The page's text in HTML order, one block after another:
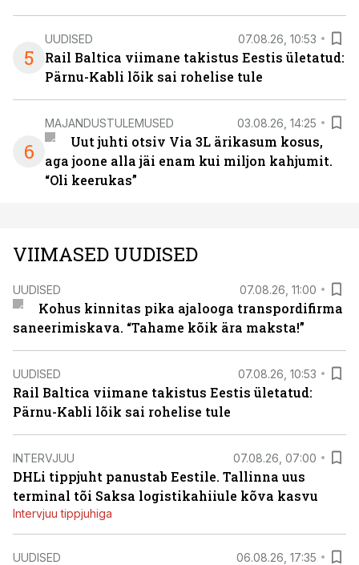
5
UUDISED 07.08.26, 10:53
Rail Baltica viimane takistus Eestis ületatud:
Pärnu-Kabli lõik sai rohelise tule
6
MAJANDUSTULEMUSED 03.08.26, 14:25
Uut juhti otsiv Via 3L ärikasum kosus,
aga joone alla jäi enam kui miljon kahjumit.
“Oli keerukas”
VIIMASED UUDISED
UUDISED 07.08.26, 11:00
Kohus kinnitas pika ajalooga transpordifirma
saneerimiskava. “Tahame kõik ära maksta!”
UUDISED 07.08.26, 10:53
Rail Baltica viimane takistus Eestis ületatud:
Pärnu-Kabli lõik sai rohelise tule
INTERVJUU 07.08.26, 07:00
DHLi tippjuht panustab Eestile. Tallinna uus
terminal tõi Saksa logistikahiiule kõva kasvu
Intervjuu tippjuhiga
UUDISED 06.08.26, 17:35